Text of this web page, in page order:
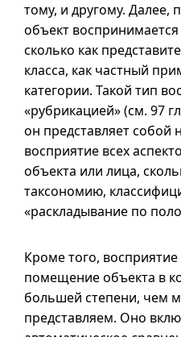
тому, и другому.
объект
сколько как
класса, как частный
категории. Такой тип
«рубрикацией» (см. 97
он представляет собой
восприятие всех
объекта или лица,
таксономию,
«раскладывание по
Кроме того,
помещение объекта в
большей степени, чем
представляем. Оно